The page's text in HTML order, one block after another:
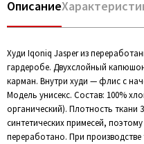
Описание
Худи Iqoniq Jasper из
гардеробе. Двухслойный
карман. Внутри худи — флис с
Модель унисекс. Состав: 100%
органический). Плотность ткани
синтетических примесей,
переработано. При